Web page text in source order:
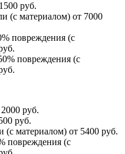
руб.
(с материалом) от 7000
повреждения (с
повреждения (с
руб.
руб.
(с материалом) от 5400 руб.
повреждения (с